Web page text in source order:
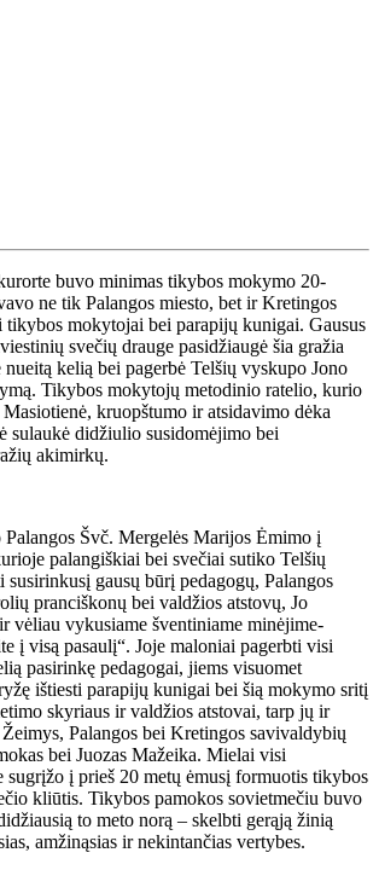
buvo minimas tikybos mokymo 20-
ne tik Palangos miesto, bet ir Kretingos
tikybos mokytojai bei parapijų kunigai. Gausus
svečių drauge pasidžiaugė šia gražia
kelią bei pagerbė Telšių vyskupo Jono
Tikybos mokytojų metodinio ratelio, kurio
kruopštumo ir atsidavimo dėka
sulaukė didžiulio susidomėjimo bei
akimirkų.
Švč. Mergelės Marijos Ėmimo į
palangiškiai bei svečiai sutiko Telšių
gausų būrį pedagogų, Palangos
pranciškonų bei valdžios atstovų, Jo
vėliau vykusiame šventiniame minėjime-
į visą pasaulį“. Joje maloniai pagerbti visi
pasirinkę pedagogai, jiems visuomet
ištiesti parapijų kunigai bei šią mokymo sritį
skyriaus ir valdžios atstovai, tarp jų ir
Žeimys, Palangos bei Kretingos savivaldybių
bei Juozas Mažeika. Mielai visi
sugrįžo į prieš 20 metų ėmusį formuotis tikybos
kliūtis. Tikybos pamokos sovietmečiu buvo
to meto norą – skelbti gerąją žinią
amžinąsias ir nekintančias vertybes.